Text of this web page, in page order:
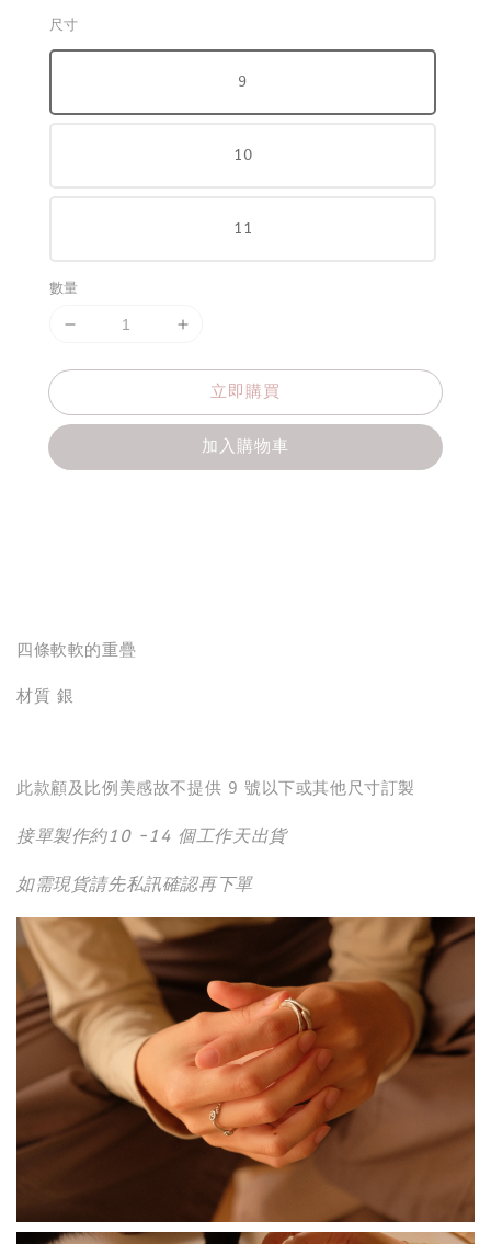
尺寸
9
10
11
數量
立即購買
加入購物車
四條軟軟的重疊
材質 銀
此款顧及比例美感故不提供 9 號以下或其他尺寸訂製
接單製作約10 -14 個工作天出貨
如需現貨請先私訊確認再下單